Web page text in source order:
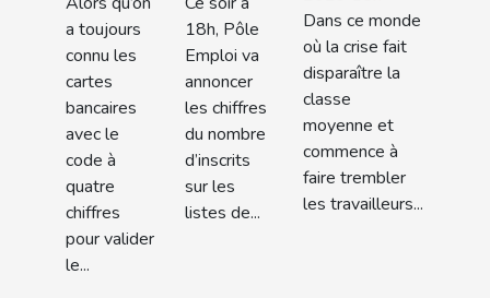
bancaire
?
a toujours
connu les
cartes
bancaires
avec le
code à
quatre
chiffres
pour valider
le...
tours?
18h, Pôle
Emploi va
annoncer
les chiffres
du nombre
d’inscrits
sur les
listes de...
dans les
barèmes
Dans ce monde
où la crise fait
disparaître la
classe
moyenne et
commence à
faire trembler
les travailleurs...